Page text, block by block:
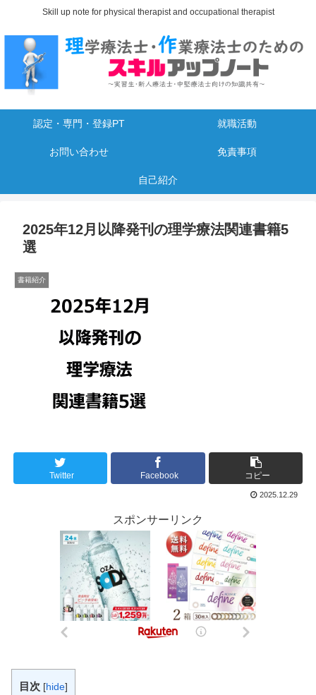
Skill up note for physical therapist and occupational therapist
認定・専門・登録PT 就職活動
お問い合わせ 免責事項
自己紹介
2025年12月以降発刊の理学療法関連書籍5
選
書籍紹介
Twitter Facebook コピー
2025.12.29
スポンサーリンク
目次 [hide]